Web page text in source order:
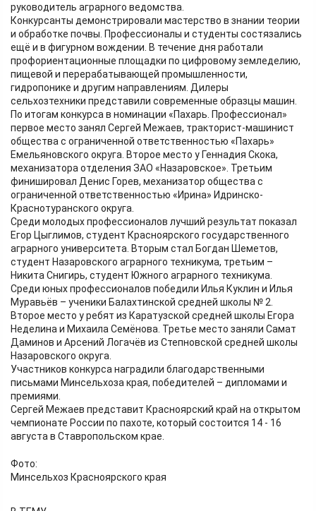
руководитель аграрного ведомства.
Конкурсанты демонстрировали мастерство в знании теории
и обработке почвы. Профессионалы и студенты состязались
ещё и в фигурном вождении. В течение дня работали
профориентационные площадки по цифровому земледелию,
пищевой и перерабатывающей промышленности,
гидропонике и другим направлениям. Дилеры
сельхозтехники представили современные образцы машин.
По итогам конкурса в номинации «Пахарь. Профессионал»
первое место занял Сергей Межаев, тракторист-машинист
общества с ограниченной ответственностью «Пахарь»
Емельяновского округа. Второе место у Геннадия Скока,
механизатора отделения ЗАО «Назаровское». Третьим
финишировал Денис Горев, механизатор общества с
ограниченной ответственностью «Ирина» Идринско-
Краснотуранского округа.
Среди молодых профессионалов лучший результат показал
Егор Цыглимов, студент Красноярского государственного
аграрного университета. Вторым стал Богдан Шеметов,
студент Назаровского аграрного техникума, третьим –
Никита Снигирь, студент Южного аграрного техникума.
Среди юных профессионалов победили Илья Куклин и Илья
Муравьёв – ученики Балахтинской средней школы № 2.
Второе место у ребят из Каратузской средней школы Егора
Неделина и Михаила Семёнова. Третье место заняли Самат
Даминов и Арсений Логачёв из Степновской средней школы
Назаровского округа.
Участников конкурса наградили благодарственными
письмами Минсельхоза края, победителей – дипломами и
премиями.
Сергей Межаев представит Красноярский край на открытом
чемпионате России по пахоте, который состоится 14 - 16
августа в Ставропольском крае.
Фото:
Минсельхоз Красноярского края